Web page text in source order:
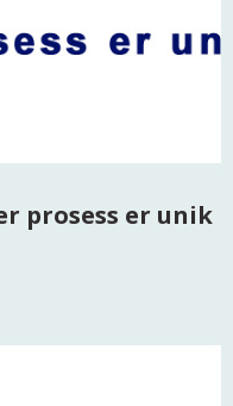
prosess er unik